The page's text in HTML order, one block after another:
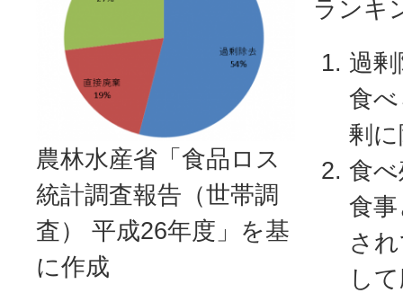
農林水産省「食品ロス
統計調査報告（世帯調
査） 平成26年度」を基
に作成
ランキ
過
食
剰
食
食
さ
し